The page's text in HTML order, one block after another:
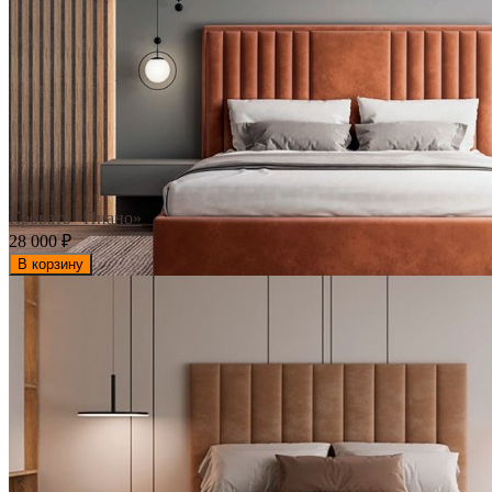
Кровать «Пиано»
28 000₽
В корзину